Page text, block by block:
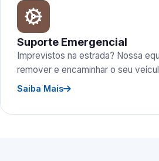
Suporte Emergencial
Imprevistos na estrada? Nossa
remover e encaminhar o seu
Saiba Mais